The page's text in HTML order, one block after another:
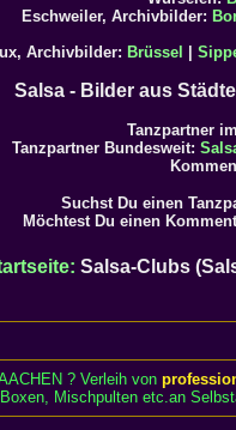
Eschweiler, Archivbilder:
Archivbilder: Brüssel
Salsa - Bilder aus
Tanzpartner
Tanzpartner Bundesweit:
Suchst Du einen
Möchtest Du einen
Salsa-Clubs
? Verleih von
Boxen, Mischpulten etc.an